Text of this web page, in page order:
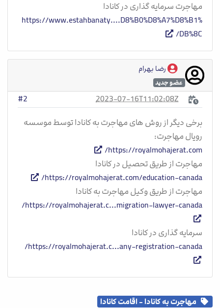
مهاجرت سرمایه گذاری در کانادا
https://www.estahbanaty....D8%B0%D8%A7%D8%B1%
DB%8C/
رضا بهرام
عضو جدید
2023-07-16T11:02:08Z
#2
برخی دیگر از روش های مهاجرت به کانادا توسط موسسه
رویال مهاجرت:
https://royalmohajerat.com/
مهاجرت از طریق تحصیل در کانادا
https://royalmohajerat.com/education-canada/
مهاجرت از طریق وکیل مهاجرت به کانادا
https://royalmohajerat.c...migration-lawyer-canada/
سرمایه گذاری در کانادا
https://royalmohajerat.c...any-registration-canada/
مهاجرت به کانادا - اقامت کانادا